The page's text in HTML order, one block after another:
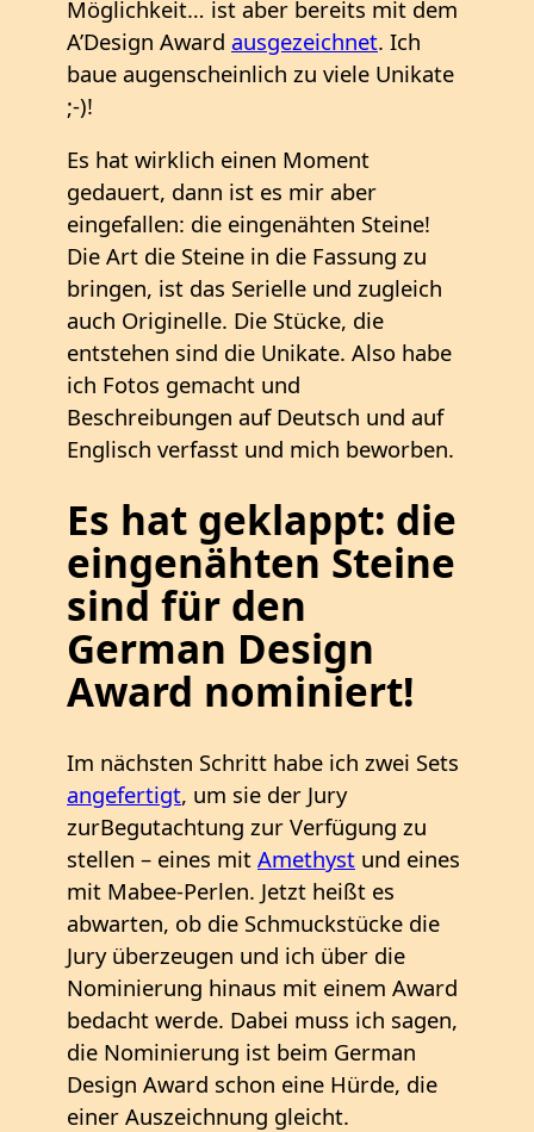
Möglichkeit… ist aber bereits mit dem
A’Design Award ausgezeichnet. Ich
baue augenscheinlich zu viele Unikate
;-)!
Es hat wirklich einen Moment
gedauert, dann ist es mir aber
eingefallen: die eingenähten Steine!
Die Art die Steine in die Fassung zu
bringen, ist das Serielle und zugleich
auch Originelle. Die Stücke, die
entstehen sind die Unikate. Also habe
ich Fotos gemacht und
Beschreibungen auf Deutsch und auf
Englisch verfasst und mich beworben.
Es hat geklappt: die
eingenähten Steine
sind für den
German Design
Award nominiert!
Im nächsten Schritt habe ich zwei Sets
angefertigt, um sie der Jury
zurBegutachtung zur Verfügung zu
stellen – eines mit Amethyst und eines
mit Mabee-Perlen. Jetzt heißt es
abwarten, ob die Schmuckstücke die
Jury überzeugen und ich über die
Nominierung hinaus mit einem Award
bedacht werde. Dabei muss ich sagen,
die Nominierung ist beim German
Design Award schon eine Hürde, die
einer Auszeichnung gleicht.